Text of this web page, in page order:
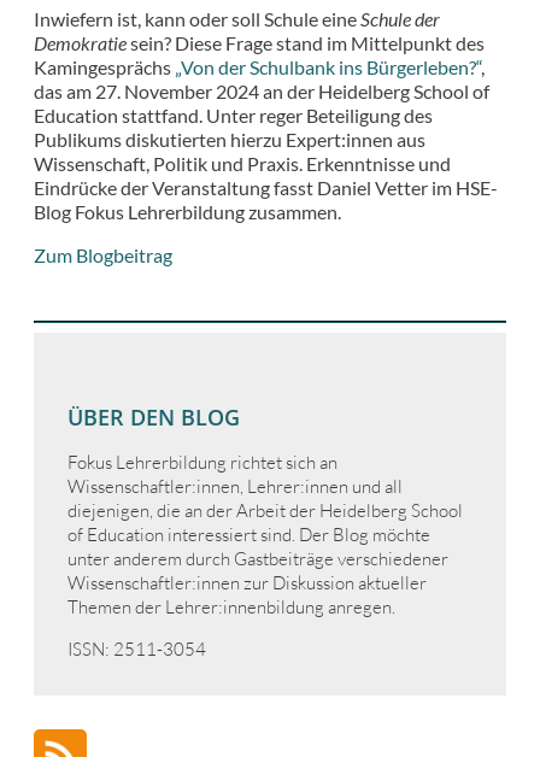
Inwiefern ist, kann oder soll Schule eineSchule der
Demokratiesein? Diese Frage stand im Mittelpunkt des
Kamingesprächs „Von der Schulbank ins Bürgerleben?“,
das am 27. November 2024 an der Heidelberg School of
Education stattfand. Unter reger Beteiligung des
Publikums diskutierten hierzu Expert:innen aus
Wissenschaft, Politik und Praxis. Erkenntnisse und
Eindrücke der Veranstaltung fasst Daniel Vetter im HSE-
Blog Fokus Lehrerbildung zusammen.
Zum Blogbeitrag
ÜBER DEN BLOG
Fokus Lehrerbildung richtet sich an
Wissenschaftler:innen, Lehrer:innen und all
diejenigen, die an der Arbeit der Heidelberg School
of Education interessiert sind. Der Blog möchte
unter anderem durch Gastbeiträge verschiedener
Wissenschaftler:innen zur Diskussion aktueller
Themen der Lehrer:innenbildung anregen.
ISSN: 2511-3054